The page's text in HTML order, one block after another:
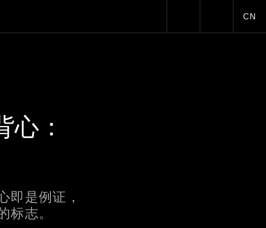
Toggle
CN
：意
即是例证，
志。